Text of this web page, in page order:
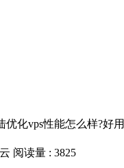
优化vps性能怎么样?好
阅读量 : 3825